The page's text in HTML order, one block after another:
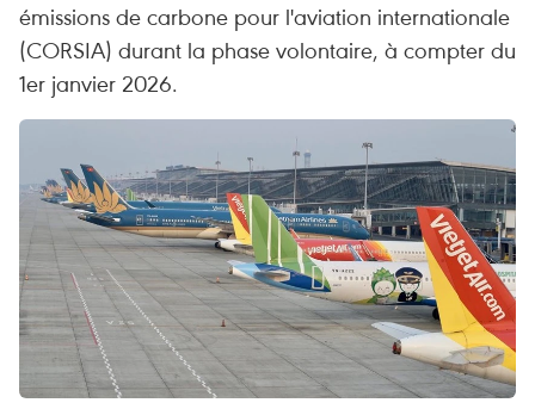
émissions de carbone pour l'aviation internationale
(CORSIA) durant la phase volontaire, à compter du
1er janvier 2026.